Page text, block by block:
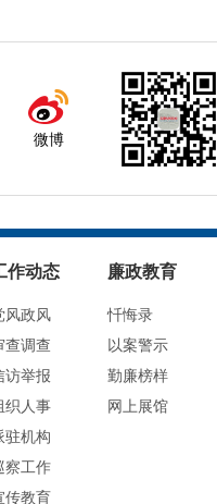
微博
作动态
风政风
查调查
访举报
织人事
驻机构
察工作
传教育
廉政教育
忏悔录
以案警示
勤廉榜样
网上展馆